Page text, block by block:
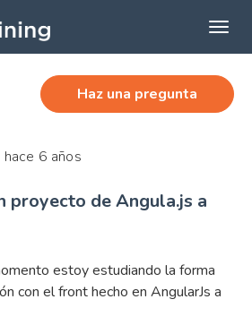
Haz una pregunta
hace 6 años
proyecto de Angula.js a
estoy estudiando la forma
con el front hecho en AngularJs a